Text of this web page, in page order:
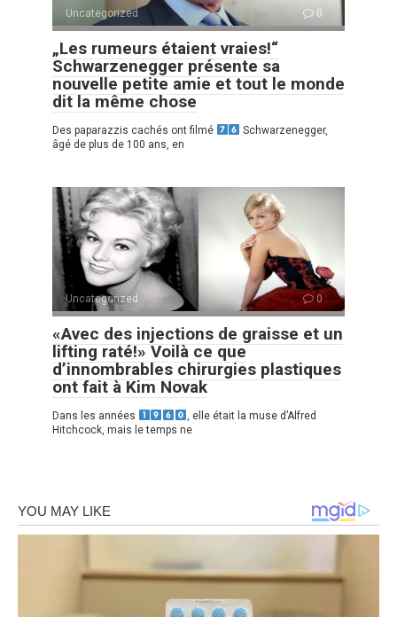
Uncategorized 0
„Les rumeurs étaient vraies!“
Schwarzenegger présente sa
nouvelle petite amie et tout le monde
dit la même chose
Des paparazzis cachés ont filmé
Schwarzenegger,
âgé de plus de 100 ans, en
Uncategorized 0
«Avec des injections de graisse et un
lifting raté!» Voilà ce que
d’innombrables chirurgies plastiques
ont fait à Kim Novak
Dans les années
, elle était la muse d’Alfred
Hitchcock, mais le temps ne